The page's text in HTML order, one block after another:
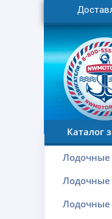
Каталог
Лодочные